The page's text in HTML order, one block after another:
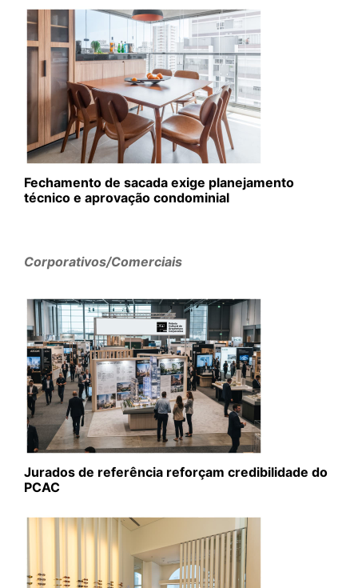
Fechamento de sacada exige planejamento
técnico e aprovação condominial
Corporativos/Comerciais
Jurados de referência reforçam credibilidade do
PCAC